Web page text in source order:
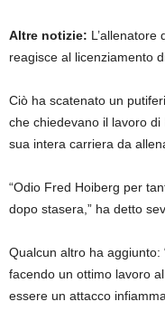
Altre notizie: L’allenatore
reagisce al licenziamento
Ciò ha scatenato un
che chiedevano il lavoro di
sua intera carriera da
“Odio Fred Hoiberg per
dopo stasera,” ha detto
Qualcun altro ha aggiunto:
facendo un ottimo lavoro
essere un attacco